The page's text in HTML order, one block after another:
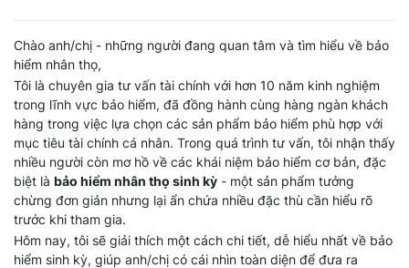
Chào anh/chị - những người đang quan tâm và tìm hiểu về bảo
hiểm nhân thọ,
Tôi là chuyên gia tư vấn tài chính với hơn 10 năm kinh nghiệm
trong lĩnh vực bảo hiểm, đã đồng hành cùng hàng ngàn khách
hàng trong việc lựa chọn các sản phẩm bảo hiểm phù hợp với
mục tiêu tài chính cá nhân. Trong quá trình tư vấn, tôi nhận thấy
nhiều người còn mơ hồ về các khái niệm bảo hiểm cơ bản, đặc
biệt là bảo hiểm nhân thọ sinh kỳ - một sản phẩm tưởng
chừng đơn giản nhưng lại ẩn chứa nhiều đặc thù cần hiểu rõ
trước khi tham gia.
Hôm nay, tôi sẽ giải thích một cách chi tiết, dễ hiểu nhất về bảo
hiểm sinh kỳ, giúp anh/chị có cái nhìn toàn diện để đưa ra